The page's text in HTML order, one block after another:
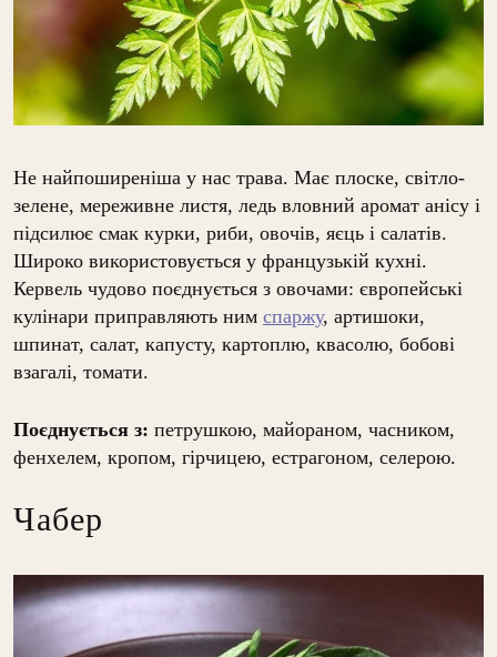
Не найпоширеніша у нас трава. Має плоске, світло-
зелене, мереживне листя, ледь вловний аромат анісу і
підсилює смак курки, риби, овочів, яєць і салатів.
Широко використовується у французькій кухні.
Кервель чудово поєднується з овочами: європейські
кулінари приправляють ним спаржу, артишоки,
шпинат, салат, капусту, картоплю, квасолю, бобові
взагалі, томати.
Поєднується з: петрушкою, майораном, часником,
фенхелем, кропом, гірчицею, естрагоном, селерою.
Чабер